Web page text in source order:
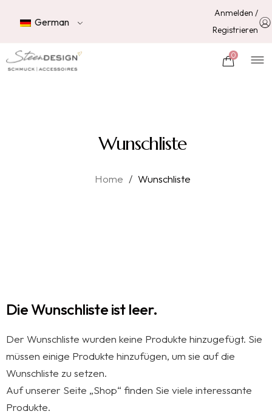
Anmelden /
Registrieren
German
0
Wunschliste
Home / Wunschliste
Die Wunschliste ist leer.
Der Wunschliste wurden keine Produkte hinzugefügt. Sie
müssen einige Produkte hinzufügen, um sie auf die
Wunschliste zu setzen.
Auf unserer Seite „Shop“ finden Sie viele interessante
Produkte.